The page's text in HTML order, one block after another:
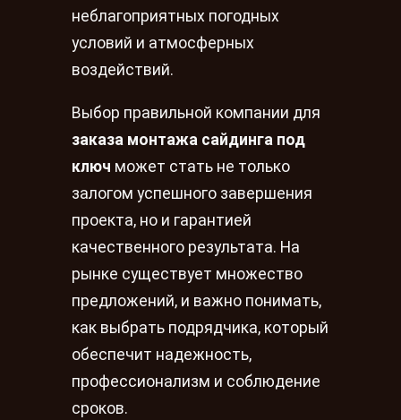
неблагоприятных погодных
условий и атмосферных
воздействий.
Выбор правильной компании для
заказа монтажа сайдинга под
ключ может стать не только
залогом успешного завершения
проекта, но и гарантией
качественного результата. На
рынке существует множество
предложений, и важно понимать,
как выбрать подрядчика, который
обеспечит надежность,
профессионализм и соблюдение
сроков.